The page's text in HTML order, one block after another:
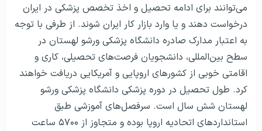
می‌توانند برای ادامه تحصیل و اخذ تخصص پزشکی در ایران
درخواست دهند و یا وارد بازار کار ایران شوند. از طرفی با توجه
به اعتبار مدارک صادره دانشگاه پزشکی ورشو لهستان در
سطح بین‌المللی، دانشجویان فرصت‌های تحصیلی، کاری و
اقامتی خوبی از کشورهای اروپایی و آمریکایی دریافت خواهند
کرد. طول تحصیل در دوره پزشکی دانشگاه پزشکی ورشو
لهستان شش سال است. سرفصل‌های آموزشی طبق
استانداردهای اتحادیه اروپا بوده و متجاوز از ۵۷۰۰ ساعت